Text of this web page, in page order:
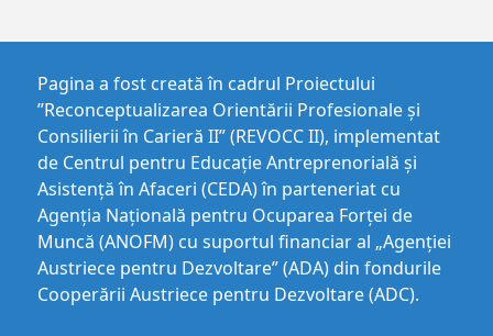
Pagina a fost creată în cadrul Proiectului
”Reconceptualizarea Orientării Profesionale și
Consilierii în Carieră II” (REVOCC II), implementat
de Centrul pentru Educaţie Antreprenorială şi
Asistenţă în Afaceri (CEDA) în parteneriat cu
Agenția Națională pentru Ocuparea Forței de
Muncă (ANOFM) cu suportul financiar al „Agenției
Austriece pentru Dezvoltare” (ADA) din fondurile
Cooperării Austriece pentru Dezvoltare (ADC).